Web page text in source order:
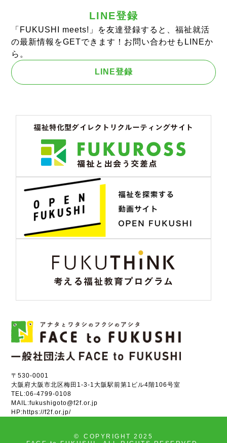
LINE登録
「FUKUSHI meets!」を友達登録すると、福祉就活
の最新情報をGETできます！お問い合わせもLINEか
ら。
LINE登録
〒530-0001
大阪府大阪市北区梅田1-3-1大阪駅前第1ビル4階106号室
TEL:06-4799-0108
MAIL:fukushigoto@f2f.or.jp
HP:https://f2f.or.jp/
©
COPYRIGHT 2025